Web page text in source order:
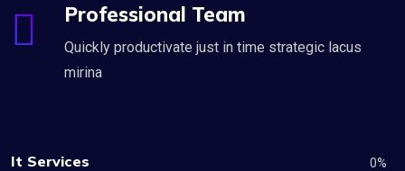
Professional Team
Quickly productivate just in time strategic lacus
mirina
It Services 0%